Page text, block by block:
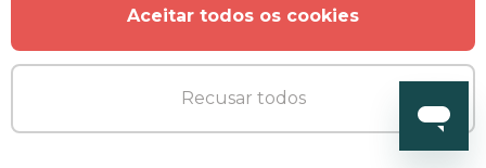
Aceitar todos os cookies
Recusar todos